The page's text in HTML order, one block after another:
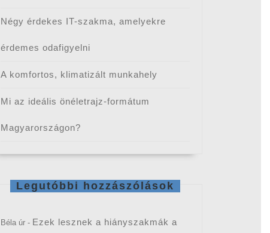
Négy érdekes IT-szakma, amelyekre
érdemes odafigyelni
A komfortos, klimatizált munkahely
Mi az ideális önéletrajz-formátum
Magyarországon?
Legutóbbi hozzászólások
Béla úr - Ezek lesznek a hiányszakmák a